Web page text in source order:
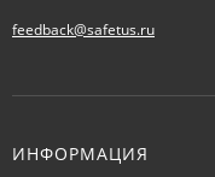
feedback@safetus.ru
ИНФОРМАЦИЯ